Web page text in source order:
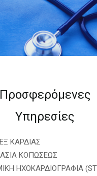
Προσφερόμενες
Υπηρεσίες
ΚΑΡΔΙΑΣ
ΚΟΠΩΣΕΩΣ
ΗΧΟΚΑΡΔΙΟΓΡΑΦΙΑ